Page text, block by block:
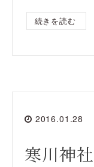
続きを読む
2016.01.28
寒川神